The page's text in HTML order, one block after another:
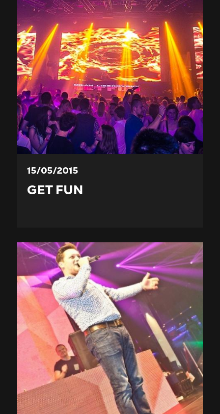
15/05/2015
GET FUN